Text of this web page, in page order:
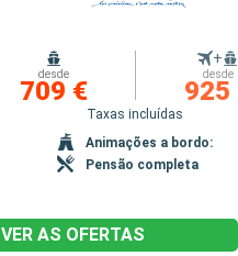
desde
709 €
+
desde
925
Taxas incluídas
Animações a bordo:
Pensão completa
VER AS OFERTAS